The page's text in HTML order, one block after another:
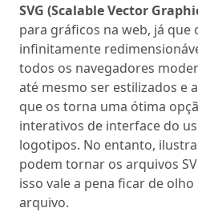
SVG (Scalable Vector
para gráficos na web, já que
infinitamente
todos os navegadores
até mesmo ser estilizados e
que os torna uma ótima
interativos de interface do
logotipos. No entanto,
podem tornar os arquivos
isso vale a pena ficar de
arquivo.